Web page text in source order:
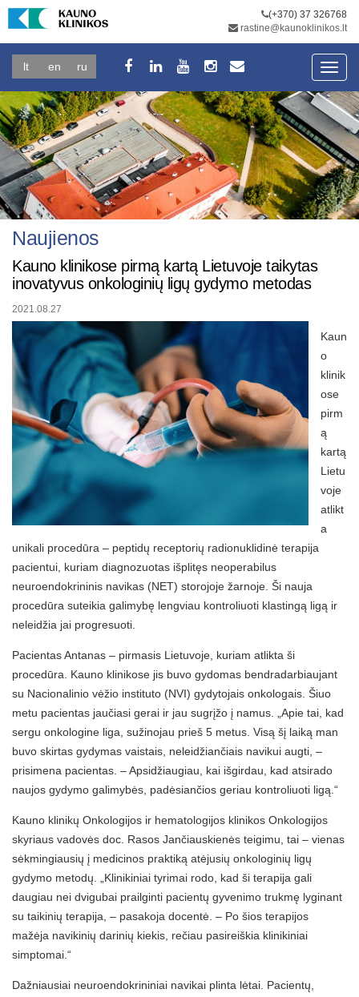
(+370) 37 326768
rastine@kaunoklinikos.lt
lt en ru
Naujienos
Kauno klinikose pirmą kartą Lietuvoje taikytas
inovatyvus onkologinių ligų gydymo metodas
2021.08.27
Kaun
o
klinik
ose
pirm
ą
kartą
Lietu
voje
atlikt
a
unikali procedūra – peptidų receptorių radionuklidinė terapija
pacientui, kuriam diagnozuotas išplitęs neoperabilus
neuroendokrininis navikas (NET) storojoje žarnoje. Ši nauja
procedūra suteikia galimybę lengviau kontroliuoti klastingą ligą ir
neleidžia jai progresuoti.
Pacientas Antanas – pirmasis Lietuvoje, kuriam atlikta ši
procedūra. Kauno klinikose jis buvo gydomas bendradarbiaujant
su Nacionalinio vėžio instituto (NVI) gydytojais onkologais. Šiuo
metu pacientas jaučiasi gerai ir jau sugrįžo į namus. „Apie tai, kad
sergu onkologine liga, sužinojau prieš 5 metus. Visą šį laiką man
buvo skirtas gydymas vaistais, neleidžiančiais navikui augti, –
prisimena pacientas. – Apsidžiaugiau, kai išgirdau, kad atsirado
naujos gydymo galimybės, padėsiančios geriau kontroliuoti ligą.“
Kauno klinikų Onkologijos ir hematologijos klinikos Onkologijos
skyriaus vadovės doc. Rasos Jančiauskienės teigimu, tai – vienas
sėkmingiausių į medicinos praktiką atėjusių onkologinių ligų
gydymo metodų. „Klinikiniai tyrimai rodo, kad ši terapija gali
daugiau nei dvigubai prailginti pacientų gyvenimo trukmę lyginant
su taikinių terapija, – pasakoja docentė. – Po šios terapijos
mažėja navikinių darinių kiekis, rečiau pasireiškia klinikiniai
simptomai.“
Dažniausiai neuroendokrininiai navikai plinta lėtai. Pacientų,